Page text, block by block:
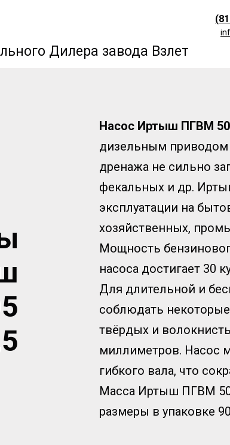
Дилера завода Взлет
Насос Иртыш ПГВМ
дизельным приводом
дренажа не сильно
фекальных и др.
эксплуатации на
хозяйственных,
Мощность
насоса достигает 30
Для длительной и
соблюдать
твёрдых и
миллиметров. Насос
гибкого вала, что
Масса Иртыш ПГВМ
размеры в упаковке